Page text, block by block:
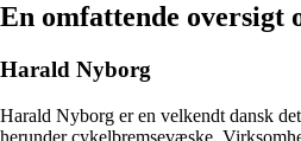
En omfattende
Harald Nyborg
Harald Nyborg er en velkendt dansk
herunder cykelbremsevæske.